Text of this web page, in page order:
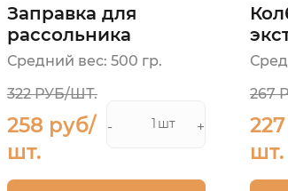
Заправка для
рассольника
Средний вес: 500 гр.
322 РУБ/ШТ.
258 руб/
шт.
- шт +
267
шт.